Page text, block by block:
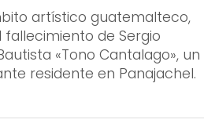
artístico guatemalteco,
de Sergio
«Tono Cantalago», un
residente en Panajachel.